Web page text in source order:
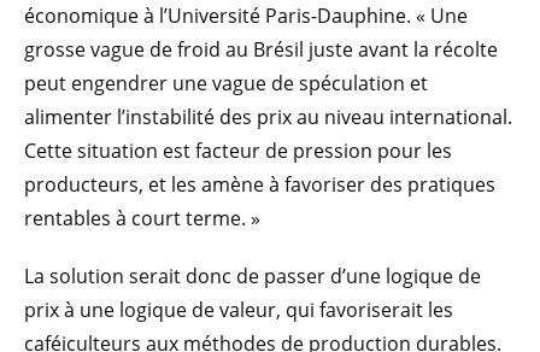
économique à l’Université Paris-Dauphine. « Une
grosse vague de froid au Brésil juste avant la récolte
peut engendrer une vague de spéculation et
alimenter l’instabilité des prix au niveau international.
Cette situation est facteur de pression pour les
producteurs, et les amène à favoriser des pratiques
rentables à court terme. »
La solution serait donc de passer d’une logique de
prix à une logique de valeur, qui favoriserait les
caféiculteurs aux méthodes de production durables.